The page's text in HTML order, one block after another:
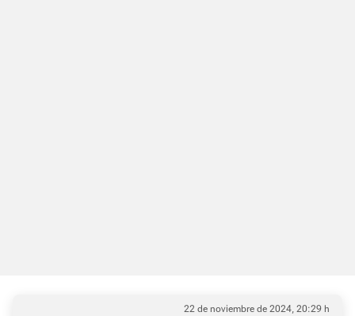
22 de noviembre de 2024, 20:29 h